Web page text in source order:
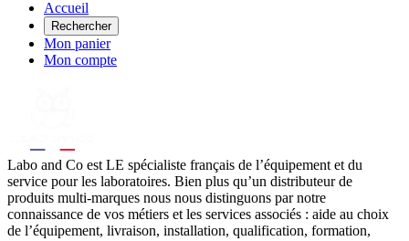
Accueil
Rechercher
Mon panier
Mon compte
Labo and Co est LE spécialiste français de l’équipement et du
service pour les laboratoires. Bien plus qu’un distributeur de
produits multi-marques nous nous distinguons par notre
connaissance de vos métiers et les services associés : aide au choix
de l’équipement, livraison, installation, qualification, formation,